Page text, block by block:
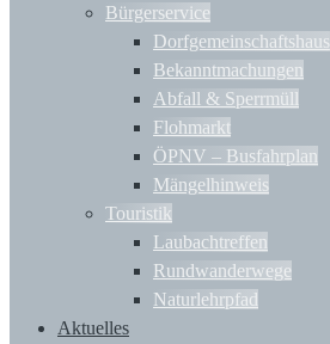
Bürgerservice
Dorfgemeinschaftshaus
Bekanntmachungen
Abfall & Sperrmüll
Flohmarkt
ÖPNV – Busfahrplan
Mängelhinweis
Touristik
Laubachtreffen
Rundwanderwege
Naturlehrpfad
Aktuelles